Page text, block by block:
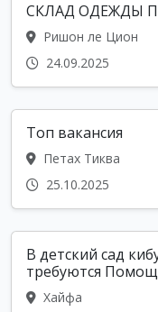
СКЛАД ОДЕЖДЫ
Ришон ле Цион
24.09.2025
Топ вакансия
Петах Тиква
25.10.2025
В детский сад
требуются
Хайфа